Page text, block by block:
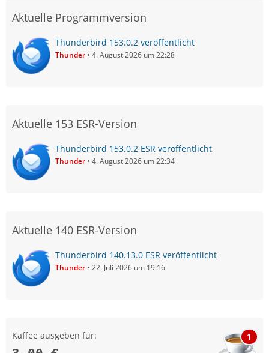
Aktuelle Programmversion
Thunderbird 153.0.2 veröffentlicht
Thunder 4. August 2026 um 22:28
Aktuelle 153 ESR-Version
Thunderbird 153.0.2 ESR veröffentlicht
Thunder 4. August 2026 um 22:34
Aktuelle 140 ESR-Version
Thunderbird 140.13.0 ESR veröffentlicht
Thunder 22. Juli 2026 um 19:16
Kaffee ausgeben für: 1